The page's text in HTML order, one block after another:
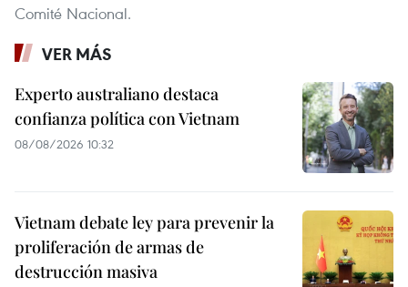
Comité Nacional.
VER MÁS
Experto australiano destaca
confianza política con Vietnam
08/08/2026 10:32
Vietnam debate ley para prevenir la
proliferación de armas de
destrucción masiva